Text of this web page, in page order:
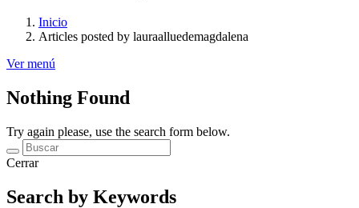
Inicio
Articles posted by lauraalluedemagdalena
Ver menú
Nothing Found
Try again please, use the search form below.
Cerrar
Search by Keywords